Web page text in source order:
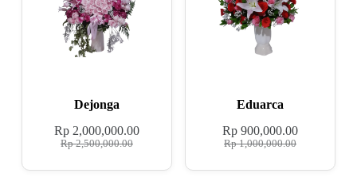
Dejonga
Rp2,500,000.00
Rp2,000,000.00
Eduarca
Rp1,000,000.00
Rp 900,000.00